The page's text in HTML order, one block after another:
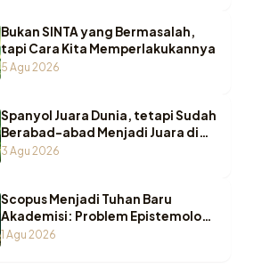
Bukan SINTA yang Bermasalah,
tapi Cara Kita Memperlakukannya
5 Agu 2026
Spanyol Juara Dunia, tetapi Sudah
Berabad-abad Menjadi Juara di
Pesantren Indonesia
3 Agu 2026
Scopus Menjadi Tuhan Baru
Akademisi: Problem Epistemologi
ketika Wasā’il Berubah Menjadi
1 Agu 2026